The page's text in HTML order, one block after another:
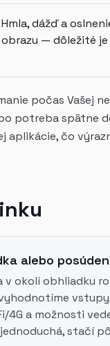
Hmla, dážď a
obrazu — dôležité je
počas Vašej
potreba spätne
aplikácie, čo
alebo
v okolí obhliadku
4G a možnosti
stačí